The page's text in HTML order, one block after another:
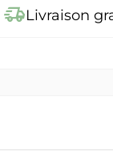
delivery_truck_speedLivraison